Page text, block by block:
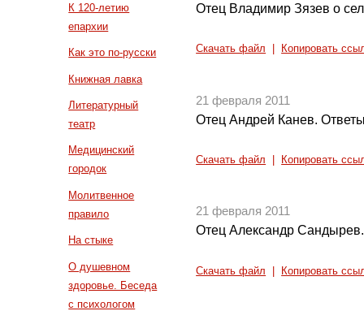
К 120-летию
епархии
Как это по-русски
Книжная лавка
Литературный
театр
Медицинский
городок
Молитвенное
правило
На стыке
О душевном
здоровье. Беседа
с психологом
Отец Владимир Зязев о
Скачать файл Копировать
21 февраля 2011
Отец Андрей Канев.
Скачать файл Копировать
21 февраля 2011
Отец Александр
Скачать файл Копировать